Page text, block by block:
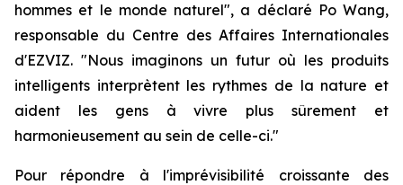
hommes et le monde naturel", a déclaré Po Wang,
responsable du Centre des Affaires Internationales
d'EZVIZ. "Nous imaginons un futur où les produits
intelligents interprètent les rythmes de la nature et
aident les gens à vivre plus sûrement et
harmonieusement au sein de celle-ci."
Pour répondre à l'imprévisibilité croissante des